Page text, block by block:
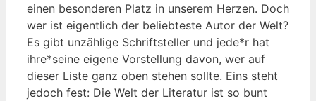
einen besonderen Platz in unserem Herzen. Doch
wer ist eigentlich der beliebteste Autor der Welt?
Es gibt unzählige Schriftsteller und jede*r hat
ihre*seine eigene Vorstellung davon, wer auf
dieser Liste ganz oben stehen sollte. Eins steht
jedoch fest: Die Welt der Literatur ist so bunt